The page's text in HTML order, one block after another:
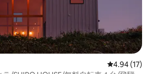
平均评分
4.94 (17)